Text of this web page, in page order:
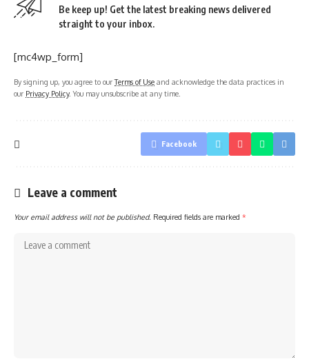
Be keep up! Get the latest breaking news delivered
straight to your inbox.
[mc4wp_form]
By signing up, you agree to ourTerms of Use and acknowledge the data practices in
our Privacy Policy. You may unsubscribe at any time.
Facebook
Leave a comment
Your email address will not be published. Required fields are marked *